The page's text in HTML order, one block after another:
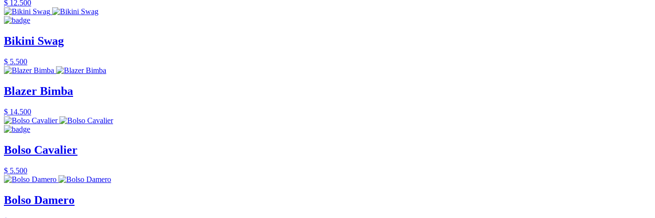
$ 12.500
Bikini Swag
$ 5.500
Blazer Bimba
$ 14.500
Bolso Cavalier
$ 5.500
Bolso Damero